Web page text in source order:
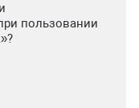
пользовании